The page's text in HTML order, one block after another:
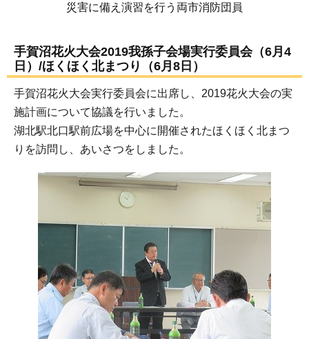
災害に備え演習を行う両市消防団員
手賀沼花火大会2019我孫子会場実行委員会（6月4
日）/ほくほく北まつり（6月8日）
手賀沼花火大会実行委員会に出席し、2019花火大会の実
施計画について協議を行いました。
湖北駅北口駅前広場を中心に開催されたほくほく北まつ
りを訪問し、あいさつをしました。